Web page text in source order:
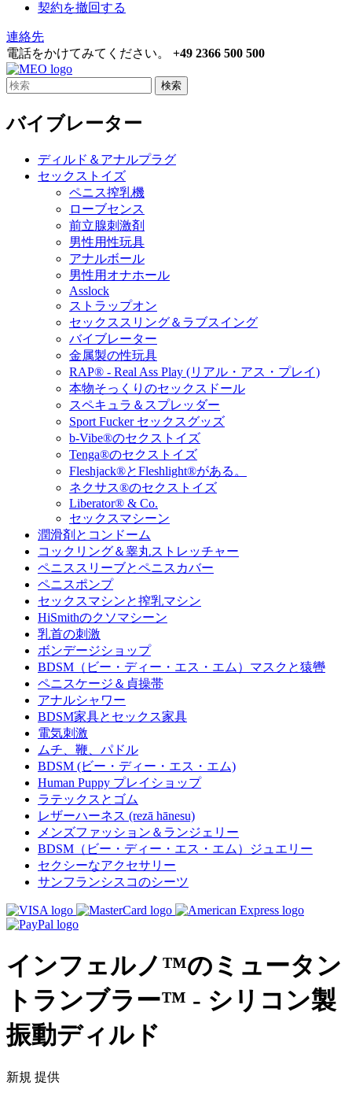
契約を撤回する
連絡先
電話をかけてみてください。 +49 2366 500 500
検索
バイブレーター
ディルド＆アナルプラグ
セックストイズ
ペニス搾乳機
ローブセンス
前立腺刺激剤
男性用性玩具
アナルボール
男性用オナホール
Asslock
ストラップオン
セックススリング＆ラブスイング
バイブレーター
金属製の性玩具
RAP® - Real Ass Play (リアル・アス・プレイ)
本物そっくりのセックスドール
スペキュラ＆スプレッダー
Sport Fucker セックスグッズ
b-Vibe®のセクストイズ
Tenga®のセクストイズ
Fleshjack®とFleshlight®がある。
ネクサス®のセクストイズ
Liberator® & Co.
セックスマシーン
潤滑剤とコンドーム
コックリング＆睾丸ストレッチャー
ペニススリーブとペニスカバー
ペニスポンプ
セックスマシンと搾乳マシン
HiSmithのクソマシーン
乳首の刺激
ボンデージショップ
BDSM（ビー・ディー・エス・エム）マスクと猿轡
ペニスケージ＆貞操帯
アナルシャワー
BDSM家具とセックス家具
電気刺激
ムチ、鞭、パドル
BDSM (ビー・ディー・エス・エム)
Human Puppy プレイショップ
ラテックスとゴム
レザーハーネス (rezā hānesu)
メンズファッション＆ランジェリー
BDSM（ビー・ディー・エス・エム）ジュエリー
セクシーなアクセサリー
サンフランシスコのシーツ
インフェルノ™のミュータン
トランブラー™ - シリコン製
振動ディルド
新規 提供